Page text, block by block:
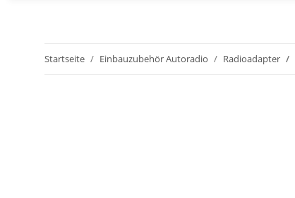
Startseite Einbauzubehör Autoradio Radioadapter